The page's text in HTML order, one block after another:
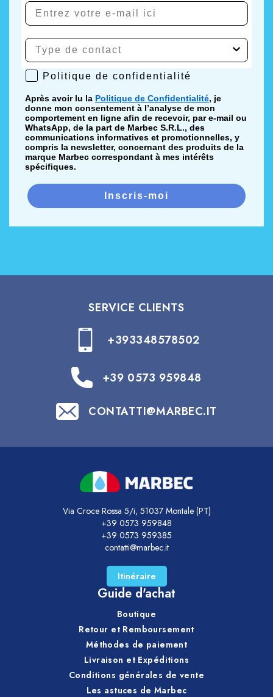
Politique de confidentialité
Politique de confidentialité
Après avoir lu la Politique de Confidentialité, je
donne mon consentement à l’analyse de mon
comportement en ligne afin de recevoir, par e-mail ou
WhatsApp, de la part de Marbec S.R.L., des
communications informatives et promotionnelles, y
compris la newsletter, concernant des produits de la
marque Marbec correspondant à mes intérêts
spécifiques.
Inscris-moi
SERVICE CLIENTS
+393348578502
+39 0573 959848
CONTATTI@MARBEC.IT
Via Croce Rossa 5/i, 51037 Montale (PT)
+39 0573 959848
+39 0573 959385
contatti@marbec.it
Itinéraire
Guide d'achat
Boutique
Retour et Remboursement
Méthodes de paiement
Livraison et Expéditions
Conditions générales de vente
Les astuces de Marbec